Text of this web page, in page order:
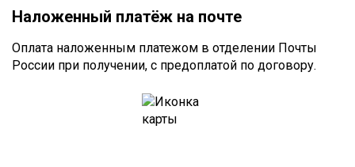
Наложенный платёж на почте
Оплата наложенным платежом в отделении Почты
России при получении, с предоплатой по договору.